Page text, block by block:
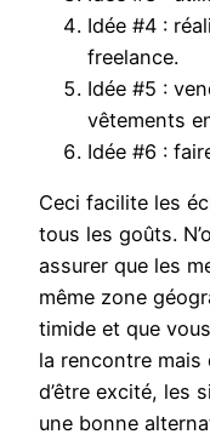
Idée #4 :
freelance.
Idée #5 :
vêtements
Idée #6 :
Ceci facilite les
tous les goûts.
assurer que les
même zone
timide et que
la rencontre mais
d’être excité, les
une bonne